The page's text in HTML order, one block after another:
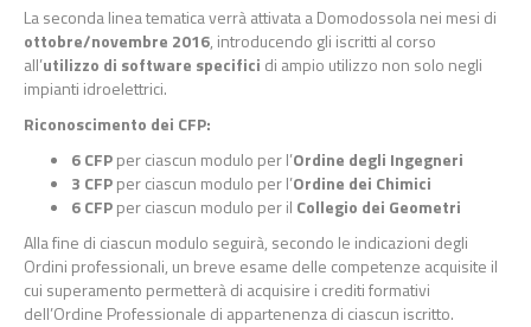
La seconda linea tematica verrà attivata a Domodossola nei mesi di
ottobre/novembre 2016, introducendo gli iscritti al corso
all’utilizzo di software specifici di ampio utilizzo non solo negli
impianti idroelettrici.
Riconoscimento dei CFP:
6 CFPper ciascun modulo per l’Ordine degli Ingegneri
3 CFPper ciascun modulo per l’Ordine dei Chimici
6 CFPper ciascun modulo per il Collegio dei Geometri
Alla fine di ciascun modulo seguirà, secondo le indicazioni degli
Ordini professionali, un breve esame delle competenze acquisite il
cui superamento permetterà di acquisire i crediti formativi
dell’Ordine Professionale di appartenenza di ciascun iscritto.